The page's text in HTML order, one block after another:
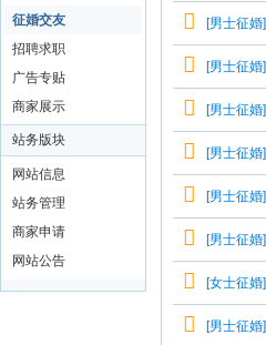
征婚交友
招聘求职
广告专贴
商家展示
站务版块
网站信息
站务管理
商家申请
网站公告
[男士征婚]
[男士征婚]
[男士征婚]
[男士征婚]
[男士征婚]
[男士征婚]
[女士征婚]
[男士征婚]